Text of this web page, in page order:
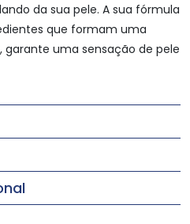
da sua pele. A sua fórmula
que formam uma
uma sensação de pele